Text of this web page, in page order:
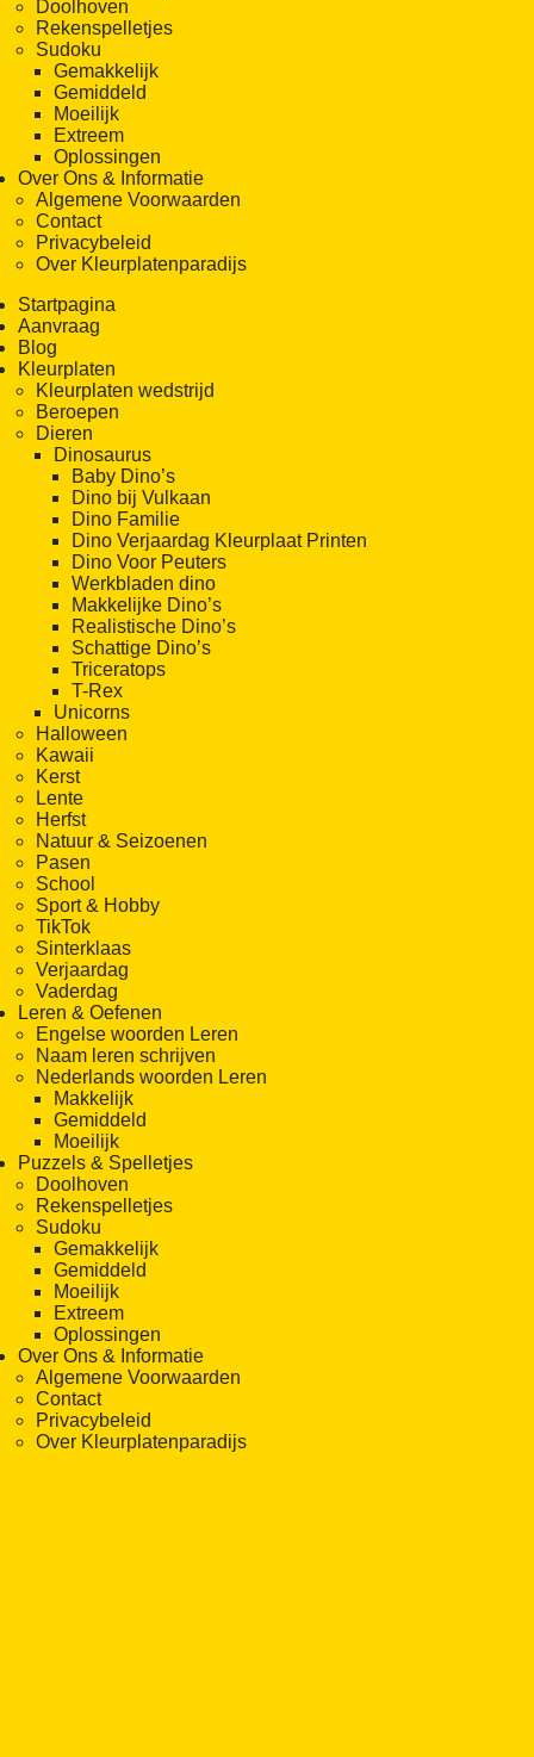
Doolhoven
Rekenspelletjes
Sudoku
Gemakkelijk
Gemiddeld
Moeilijk
Extreem
Oplossingen
Over Ons & Informatie
Algemene Voorwaarden
Contact
Privacybeleid
Over Kleurplatenparadijs
Startpagina
Aanvraag
Blog
Kleurplaten
Kleurplaten wedstrijd
Beroepen
Dieren
Dinosaurus
Baby Dino’s
Dino bij Vulkaan
Dino Familie
Dino Verjaardag Kleurplaat Printen
Dino Voor Peuters
Werkbladen dino
Makkelijke Dino’s
Realistische Dino’s
Schattige Dino’s
Triceratops
T-Rex
Unicorns
Halloween
Kawaii
Kerst
Lente
Herfst
Natuur & Seizoenen
Pasen
School
Sport & Hobby
TikTok
Sinterklaas
Verjaardag
Vaderdag
Leren & Oefenen
Engelse woorden Leren
Naam leren schrijven
Nederlands woorden Leren
Makkelijk
Gemiddeld
Moeilijk
Puzzels & Spelletjes
Doolhoven
Rekenspelletjes
Sudoku
Gemakkelijk
Gemiddeld
Moeilijk
Extreem
Oplossingen
Over Ons & Informatie
Algemene Voorwaarden
Contact
Privacybeleid
Over Kleurplatenparadijs